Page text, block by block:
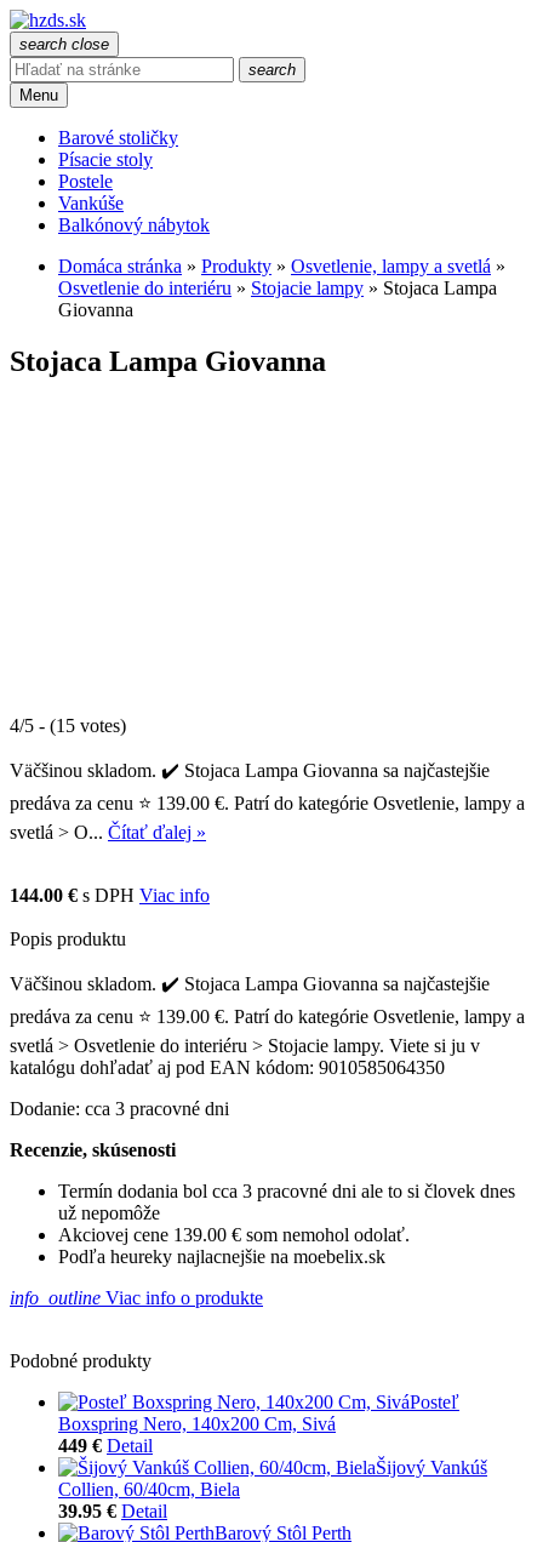
search close
search
Menu
Barové stoličky
Písacie stoly
Postele
Vankúše
Balkónový nábytok
Domáca stránka » Produkty » Osvetlenie, lampy a svetlá »
Osvetlenie do interiéru » Stojacie lampy » Stojaca Lampa
Giovanna
Stojaca Lampa Giovanna
4/5 - (15 votes)
Väčšinou skladom. ✔️ Stojaca Lampa Giovanna sa najčastejšie
predáva za cenu ⭐ 139.00 €. Patrí do kategórie Osvetlenie, lampy a
svetlá > O... Čítať ďalej »
144.00 € s DPH Viac info
Popis produktu
Väčšinou skladom. ✔️ Stojaca Lampa Giovanna sa najčastejšie
predáva za cenu ⭐ 139.00 €. Patrí do kategórie Osvetlenie, lampy a
svetlá > Osvetlenie do interiéru > Stojacie lampy. Viete si ju v
katalógu dohľadať aj pod EAN kódom: 9010585064350
Dodanie: cca 3 pracovné dni
Recenzie, skúsenosti
Termín dodania bol cca 3 pracovné dni ale to si človek dnes
už nepomôže
Akciovej cene 139.00 € som nemohol odolať.
Podľa heureky najlacnejšie na moebelix.sk
info_outline Viac info o produkte
Podobné produkty
Posteľ
Boxspring Nero, 140x200 Cm, Sivá
449 € Detail
Šijový Vankúš
Collien, 60/40cm, Biela
39.95 € Detail
Barový Stôl Perth